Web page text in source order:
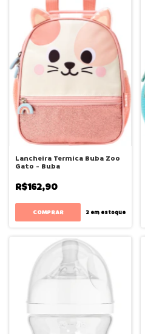
Lancheira Termica Buba Zoo
Gato - Buba
R$162,90
2em estoque